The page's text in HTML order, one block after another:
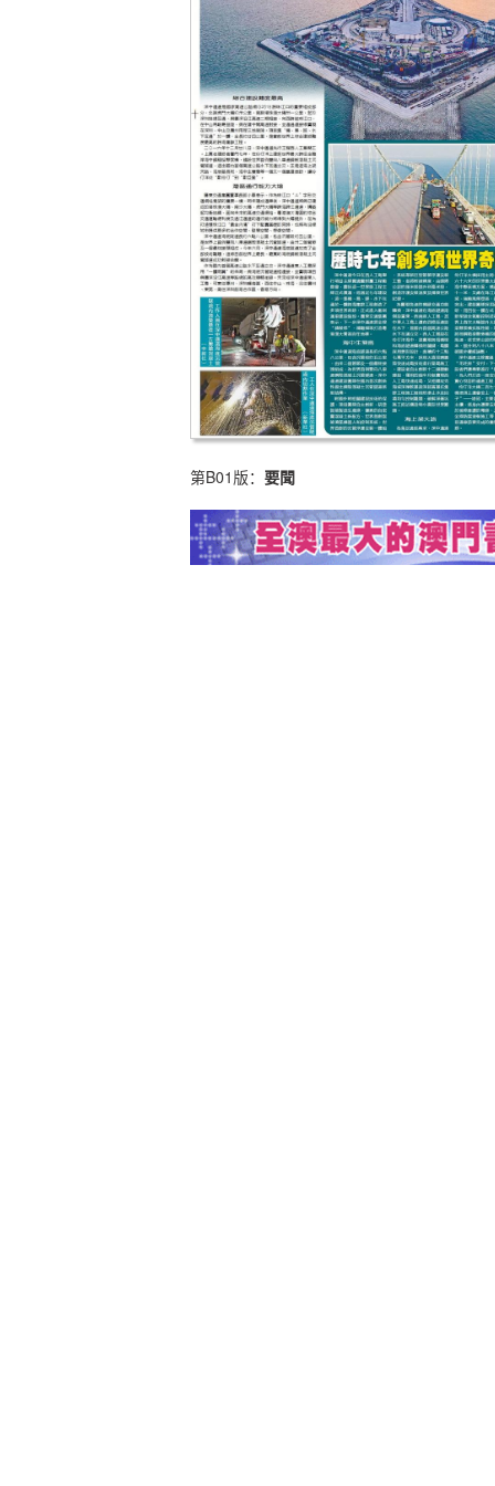
第B01版： 要聞